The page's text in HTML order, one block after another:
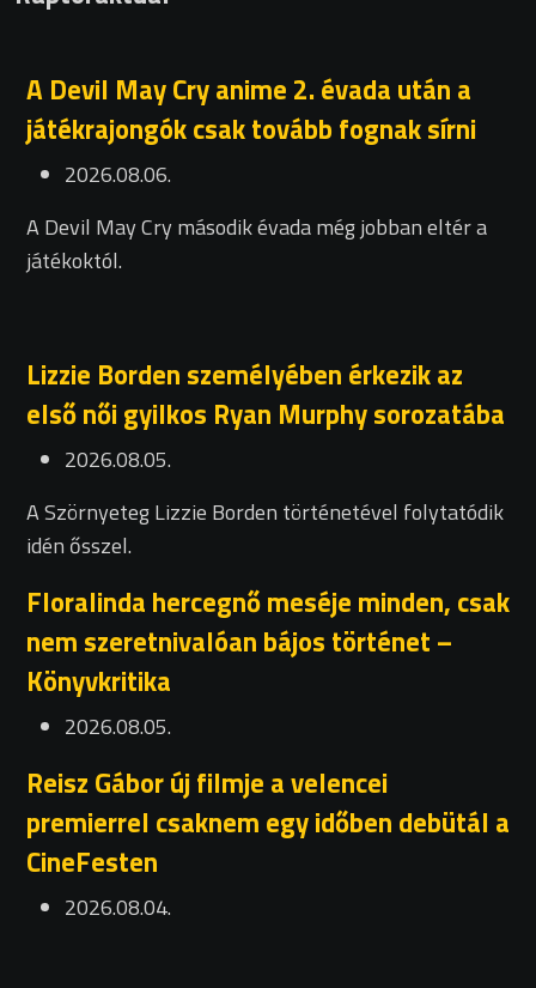
A Devil May Cry anime 2. évada után a
játékrajongók csak tovább fognak sírni
2026.08.06.
A Devil May Cry második évada még jobban eltér a
játékoktól.
Lizzie Borden személyében érkezik az
első női gyilkos Ryan Murphy sorozatába
2026.08.05.
A Szörnyeteg Lizzie Borden történetével folytatódik
idén ősszel.
Floralinda hercegnő meséje minden, csak
nem szeretnivalóan bájos történet –
Könyvkritika
2026.08.05.
Reisz Gábor új filmje a velencei
premierrel csaknem egy időben debütál a
CineFesten
2026.08.04.